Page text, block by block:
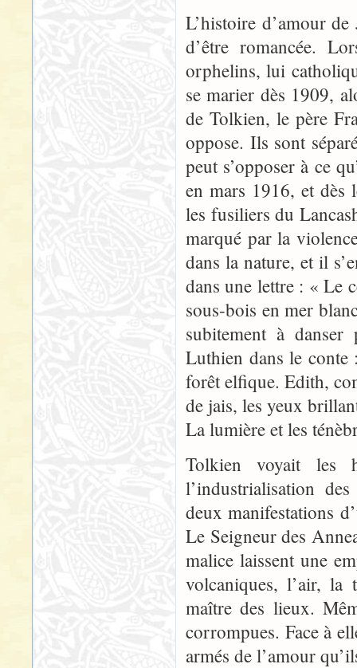
L’histoire d’amour
d’être romancée.
orphelins, lui
se marier dès 1909,
de Tolkien, le père
oppose. Ils sont
peut s’opposer à ce
en mars 1916, et
les fusiliers du
marqué par la
dans la nature, et il
dans une lettre : « Le
sous-bois en mer
subitement à
Luthien dans le conte
forêt elfique. Edith,
de jais, les yeux
La lumière et les
Tolkien voyait les
l’industrialisation
deux manifestations
Le Seigneur des
malice laissent une
volcaniques, l’air, la
maître des lieux.
corrompues. Face à
armés de l’amour